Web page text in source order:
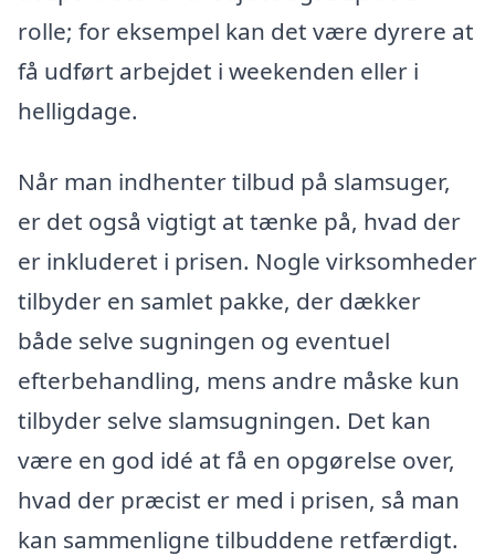
rolle; for eksempel kan det være dyrere at
få udført arbejdet i weekenden eller i
helligdage.
Når man indhenter tilbud på slamsuger,
er det også vigtigt at tænke på, hvad der
er inkluderet i prisen. Nogle virksomheder
tilbyder en samlet pakke, der dækker
både selve sugningen og eventuel
efterbehandling, mens andre måske kun
tilbyder selve slamsugningen. Det kan
være en god idé at få en opgørelse over,
hvad der præcist er med i prisen, så man
kan sammenligne tilbuddene retfærdigt.